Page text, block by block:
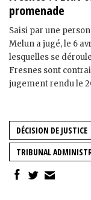
promenade
Saisi par une
Melun a jugé, le 6
lesquelles se
Fresnes sont
jugement rendu le
DÉCISION DE JUSTICE
TRIBUNAL